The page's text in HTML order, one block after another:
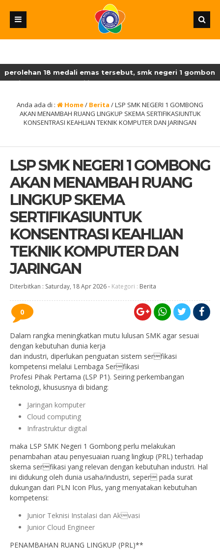
18 medali emas tersebut, smk negeri 1 gombong
sebagai juara umum lksn-smk dengan perolehan
Anda ada di : Home/ Berita /LSP SMK NEGERI 1 GOMBONG
AKAN MENAMBAH RUANG LINGKUP SKEMA SERTIFIKASIUNTUK
KONSENTRASI KEAHLIAN TEKNIK KOMPUTER DAN JARINGAN
LSP SMK NEGERI 1 GOMBONG
AKAN MENAMBAH RUANG
LINGKUP SKEMA
SERTIFIKASIUNTUK
KONSENTRASI KEAHLIAN
TEKNIK KOMPUTER DAN
JARINGAN
Diterbitkan : Saturday, 18 Apr 2026- Kategori : Berita
0
Dalam rangka meningkatkan mutu lulusan SMK agar sesuai
dengan kebutuhan dunia kerja
dan industri, diperlukan penguatan sistem serfikasi
kompetensi melalui Lembaga Serfikasi
Profesi Pihak Pertama (LSP P1). Seiring perkembangan
teknologi, khususnya di bidang:
Jaringan komputer
Cloud computing
Infrastruktur digital
maka LSP SMK Negeri 1 Gombong perlu melakukan
penambahan atau penyesuaian ruang lingkup (PRL) terhadap
skema serfikasi yang relevan dengan kebutuhan industri. Hal
ini didukung oleh dunia usaha/industri, seper pada surat
dukungan dari PLN Icon Plus, yang menyatakan kebutuhan
kompetensi:
Junior Teknisi Instalasi dan Akvasi
Junior Cloud Engineer
PENAMBAHAN RUANG LINGKUP (PRL)**